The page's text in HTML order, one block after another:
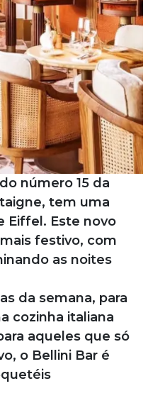
número 15 da
tem uma
Eiffel. Este novo
festivo, com
as noites
da semana, para
cozinha italiana
aqueles que só
o Bellini Bar é